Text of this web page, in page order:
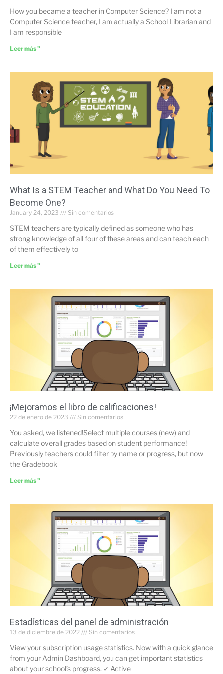
How you became a teacher in Computer Science? I am not a
Computer Science teacher, I am actually a School Librarian and
I am responsible
Leer más "
What Is a STEM Teacher and What Do You Need To
Become One?
January 24, 2023 Sin comentarios
STEM teachers are typically defined as someone who has
strong knowledge of all four of these areas and can teach each
of them effectively to
Leer más "
¡Mejoramos el libro de calificaciones!
22 de enero de 2023 Sin comentarios
You asked, we listened!Select multiple courses (new) and
calculate overall grades based on student performance!
Previously teachers could filter by name or progress, but now
the Gradebook
Leer más "
Estadísticas del panel de administración
13 de diciembre de 2022 Sin comentarios
View your subscription usage statistics. Now with a quick glance
from your Admin Dashboard, you can get important statistics
about your school’s progress. ✓ Active